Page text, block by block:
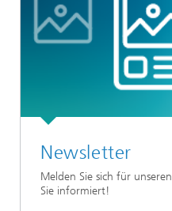
Newsletter
Melden Sie sich für
Sie informiert!